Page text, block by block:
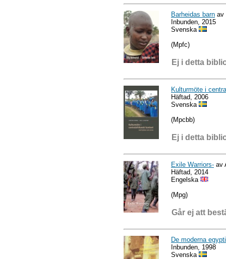
Barheidas barn av
Inbunden, 2015
Svenska
(Mpfc)
Ej i detta
Kulturmöte i
Häftad, 2006
Svenska
(Mpcbb)
Ej i detta
Exile Warriors- av
Häftad, 2014
Engelska
(Mpg)
Går ej att
De moderna
Inbunden, 1998
Svenska